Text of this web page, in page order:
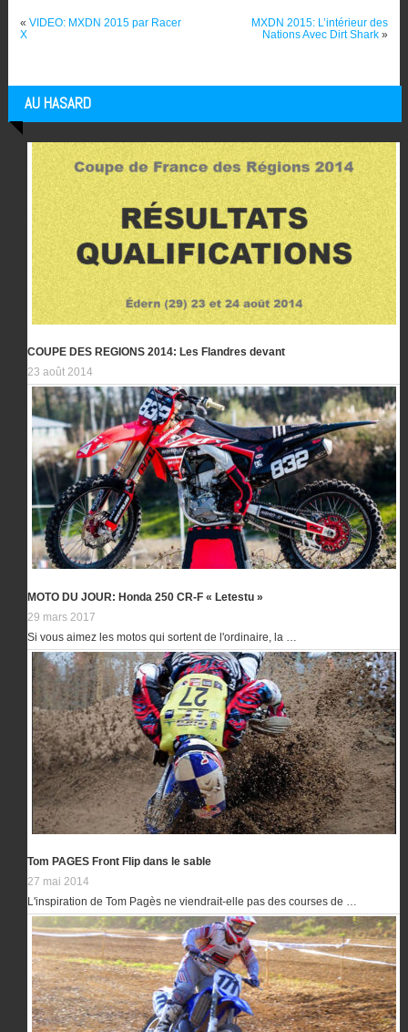
« VIDEO: MXDN 2015 par Racer
X
MXDN 2015: L’intérieur des
Nations Avec Dirt Shark »
AU HASARD
Articles au hasard
COUPE DES REGIONS 2014: Les Flandres devant
23 août 2014
MOTO DU JOUR: Honda 250 CR-F « Letestu »
29 mars 2017
Si vous aimez les motos qui sortent de l'ordinaire, la …
Tom PAGES Front Flip dans le sable
27 mai 2014
L'inspiration de Tom Pagès ne viendrait-elle pas des courses de …